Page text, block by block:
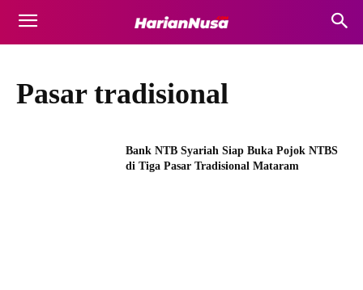
Pasar tradisional
Bank NTB Syariah Siap Buka Pojok NTBS
di Tiga Pasar Tradisional Mataram